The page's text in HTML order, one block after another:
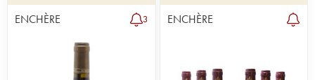
ENCHÈRE 3 ENCHÈRE